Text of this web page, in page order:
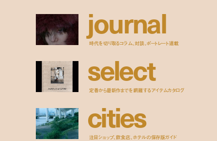
journal
時代を切り取るコラム、対談、ポートレート連載
select
定番から最新作までを網羅するアイテムカタログ
cities
注目ショップ、飲食店、ホテルの保存版ガイド